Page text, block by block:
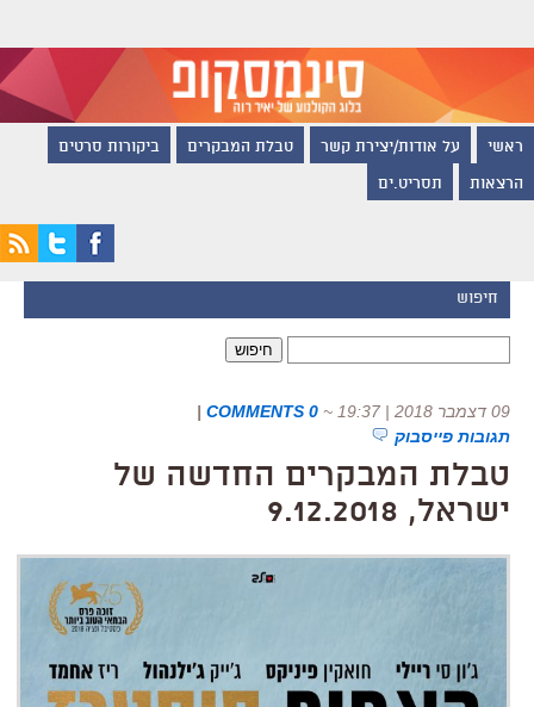
ראשי על אודות/יצירת קשר טבלת המבקרים ביקורות סרטים
הרצאות תסריט.ים
חיפוש
09 דצמבר 2018 | 19:37 ~
0 COMMENTS
|
תגובות פייסבוק
טבלת המבקרים החדשה של
ישראל, 9.12.2018